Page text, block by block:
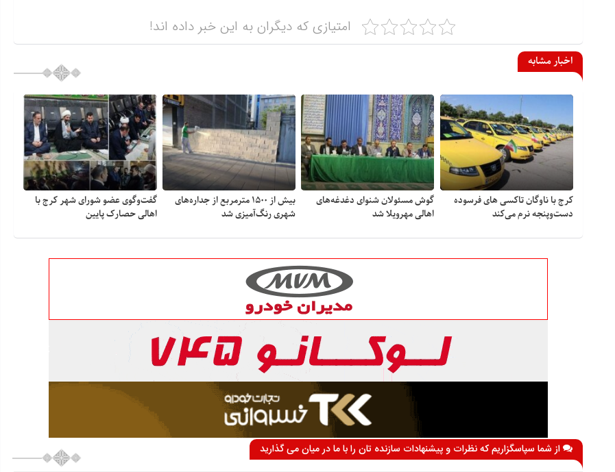
امتیازی که دیگران به این خبر داده اند!
اخبار مشابه
کرج با ناوگان تاکسی های فرسوده
دست‌وپنجه نرم می‌کند
گوش مسئولان شنوای دغدغه‎‌های
اهالی مهرویلا شد
بیش از ۱۵۰۰ مترمربع از جداره‌های
شهری رنگ‌آمیزی شد
گفت‌وگوی عضو شورای شهر کرج با
اهالی حصارک پایین
از شما سپاسگزاریم که نظرات و پیشنهادات سازنده تان را با ما در میان می گذارید